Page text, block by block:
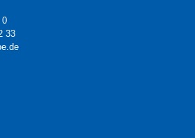
0
33